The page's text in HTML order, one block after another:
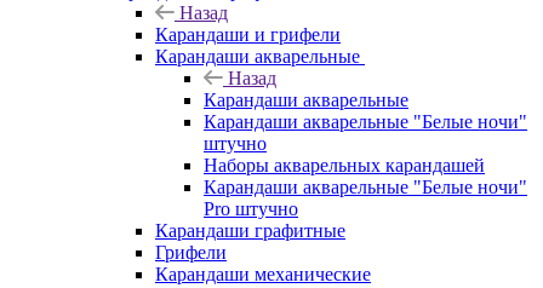
Назад
Карандаши и грифели
Карандаши акварельные
Назад
Карандаши акварельные
Карандаши акварельные "Белые ночи"
штучно
Наборы акварельных карандашей
Карандаши акварельные "Белые ночи"
Pro штучно
Карандаши графитные
Грифели
Карандаши механические